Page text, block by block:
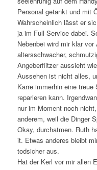
Personal getankt und mit
Wahrscheinlich lässt er
ja im Full Service dabei.
Nebenbei wird mir klar
altersschwacher,
Angeberflitzer aussieht
Aussehen ist nicht alles,
Karre immerhin eine
reparieren kann.
nur im Moment noch
anderem, weil die Dinger
Okay, durchatmen. Ruth
it. Etwas anderes bleibt
todsicher aus.
Hat der Kerl vor mir allen